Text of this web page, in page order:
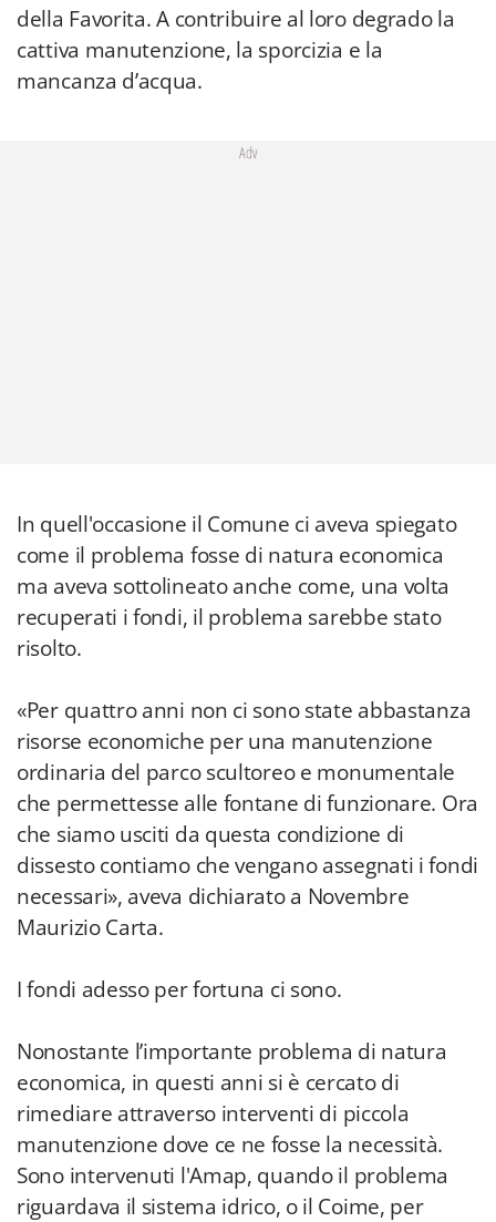
della Favorita. A contribuire al loro degrado la
cattiva manutenzione, la sporcizia e la
mancanza d’acqua.
Adv
In quell'occasione il Comune ci aveva spiegato
come il problema fosse di natura economica
ma aveva sottolineato anche come, una volta
recuperati i fondi, il problema sarebbe stato
risolto.
«Per quattro anni non ci sono state abbastanza
risorse economiche per una manutenzione
ordinaria del parco scultoreo e monumentale
che permettesse alle fontane di funzionare. Ora
che siamo usciti da questa condizione di
dissesto contiamo che vengano assegnati i fondi
necessari», aveva dichiarato a Novembre
Maurizio Carta.
I fondi adesso per fortuna ci sono.
Nonostante l’importante problema di natura
economica, in questi anni si è cercato di
rimediare attraverso interventi di piccola
manutenzione dove ce ne fosse la necessità.
Sono intervenuti l'Amap, quando il problema
riguardava il sistema idrico, o il Coime, per